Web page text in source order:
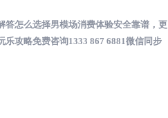
答怎么选择男模场消费体验安全靠谱，更
乐攻略免费咨询1333 867 6881微信同步